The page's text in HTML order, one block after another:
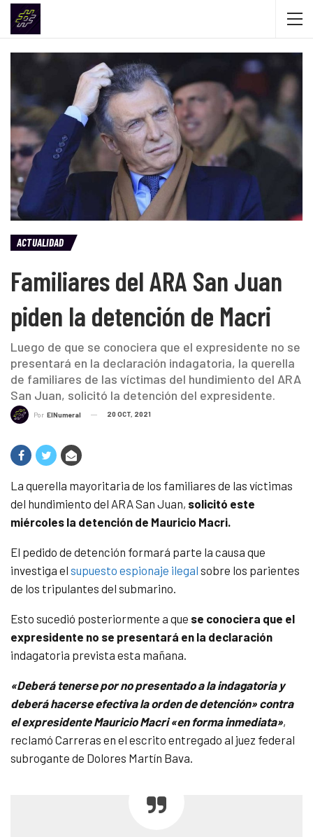
ACTUALIDAD
Familiares del ARA San Juan
piden la detención de Macri
Luego de que se conociera que el expresidente no se
presentará en la declaración indagatoria, la querella
de familiares de las víctimas del hundimiento del ARA
San Juan, solicitó la detención del expresidente.
Por ElNumeral 20 OCT, 2021
La querella mayoritaria de los familiares de las víctimas
del hundimiento del ARA San Juan, solicitó este
miércoles la detención de Mauricio Macri.
El pedido de detención formará parte la causa que
investiga el supuesto espionaje ilegal sobre los parientes
de los tripulantes del submarino.
Esto sucedió posteriormente a que se conociera que el
expresidente no se presentará en la declaración
indagatoria prevista esta mañana.
«Deberá tenerse por no presentado a la indagatoria y
deberá hacerse efectiva la orden de detención» contra
el expresidente Mauricio Macri «en forma inmediata»,
reclamó Carreras en el escrito entregado al juez federal
subrogante de Dolores Martín Bava.